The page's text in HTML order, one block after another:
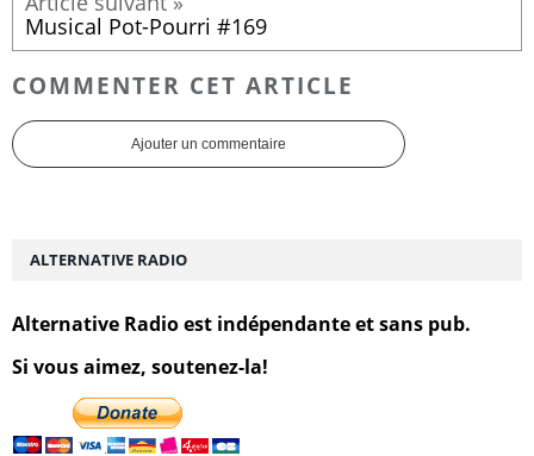
Musical Pot-Pourri #169
COMMENTER CET ARTICLE
Ajouter un commentaire
ALTERNATIVE RADIO
Alternative Radio est indépendante et sans pub.
Si vous aimez, soutenez-la!